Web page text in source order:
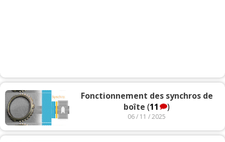
Fonctionnement des synchros de
boîte (11 )
06 / 11 / 2025